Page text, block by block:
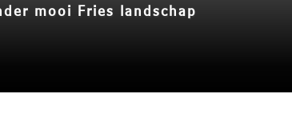
mooi Fries landschap